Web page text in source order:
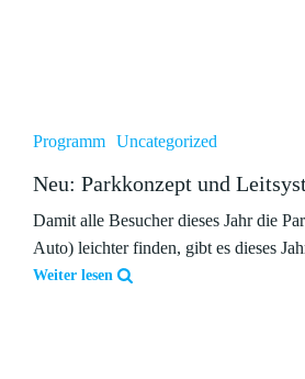
Programm Uncategorized
Neu: Parkkonzept und
Damit alle Besucher dieses Jahr die
Auto) leichter finden, gibt es dieses
Weiter lesen